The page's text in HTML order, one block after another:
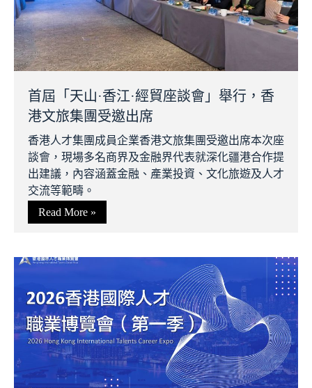
首屆「天山·香江·經貿座談會」舉行，香
港文旅集團受邀出席
香港人才集團成員企業香港文旅集團受邀出席本次座
談會，現場多名商界及金融界代表就深化疆港合作提
出建議，內容涵蓋金融、產業投資、文化旅遊及人才
交流等範疇。
Read More »